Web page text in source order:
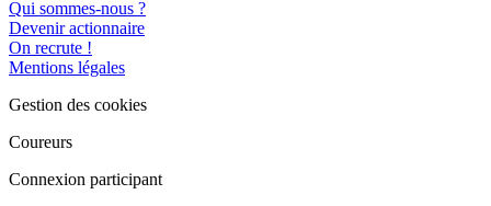
Qui sommes-nous ?
Devenir actionnaire
On recrute !
Mentions légales
Gestion des cookies
Coureurs
Connexion participant